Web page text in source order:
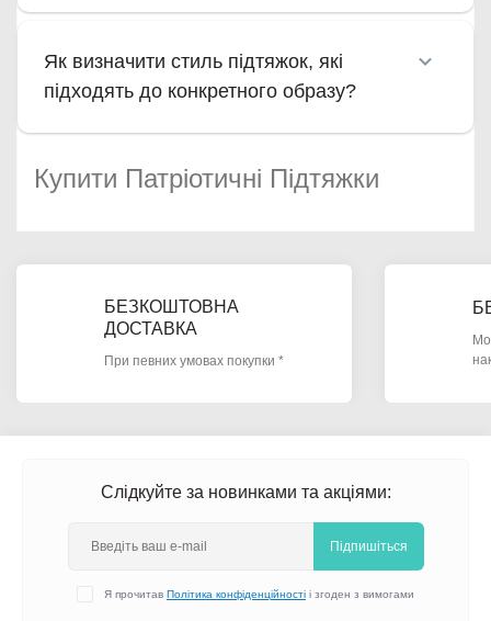
Як визначити стиль підтяжок, які
підходять до конкретного образу?
Купити Патріотичні Підтяжки
БЕЗКОШТОВНА
ДОСТАВКА
При певних умовах покупки *
Слідкуйте за новинками та акціями:
Підпишіться
Я прочитав Політика конфіденційності і згоден з вимогами